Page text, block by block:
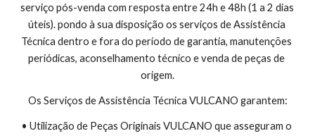
serviço pós-venda com resposta entre 24h e 48h (1 a 2 dias
úteis). pondo à sua disposição os serviços de Assistência
Técnica dentro e fora do período de garantia, manutenções
periódicas, aconselhamento técnico e venda de peças de
origem.
Os Serviços de Assistência Técnica VULCANO garantem:
• Utilização de Peças Originais VULCANO que asseguram o